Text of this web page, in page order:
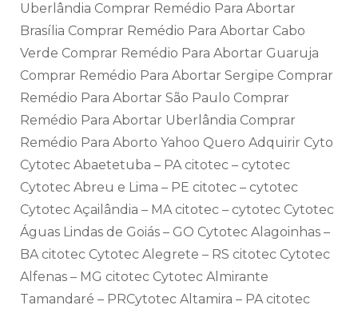
Uberlândia Comprar Remédio Para Abortar
Brasília Comprar Remédio Para Abortar Cabo
Verde Comprar Remédio Para Abortar Guaruja
Comprar Remédio Para Abortar Sergipe Comprar
Remédio Para Abortar São Paulo Comprar
Remédio Para Abortar Uberlândia Comprar
Remédio Para Aborto Yahoo Quero Adquirir Cyto
Cytotec Abaetetuba – PA citotec – cytotec
Cytotec Abreu e Lima – PE citotec – cytotec
Cytotec Açailândia – MA citotec – cytotec Cytotec
Águas Lindas de Goiás – GO Cytotec Alagoinhas –
BA citotec Cytotec Alegrete – RS citotec Cytotec
Alfenas – MG citotec Cytotec Almirante
Tamandaré – PRCytotec Altamira – PA citotec